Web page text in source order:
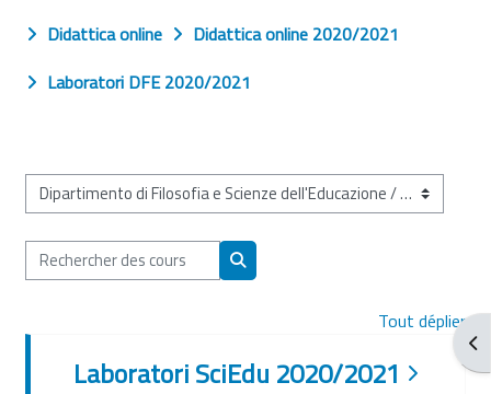
Didattica online
Didattica online 2020/2021
Laboratori DFE 2020/2021
Catégories de cours
Rechercher des cours
Rechercher des cours
Tout déplier
Laboratori SciEdu 2020/2021